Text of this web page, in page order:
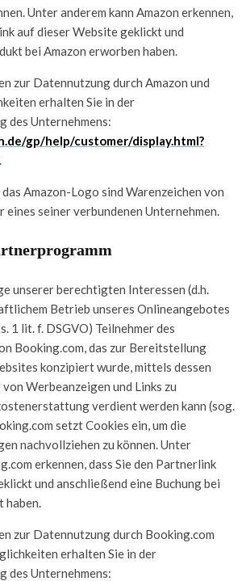
Unter anderem kann Amazon erkennen,
auf dieser Website geklickt und
bei Amazon erworben haben.
zur Datennutzung durch Amazon und
erhalten Sie in der
des Unternehmens:
gp/help/customer/display.html?
.
Amazon-Logo sind Warenzeichen von
eines seiner verbundenen Unternehmen.
unserer berechtigten Interessen (d.h.
Betrieb unseres Onlineangebotes
1 lit. f. DSGVO) Teilnehmer des
Booking.com, das zur Bereitstellung
konzipiert wurde, mittels dessen
Werbeanzeigen und Links zu
verdient werden kann (sog.
setzt Cookies ein, um die
nachvollziehen zu können. Unter
erkennen, dass Sie den Partnerlink
und anschließend eine Buchung bei
haben.
zur Datennutzung durch Booking.com
erhalten Sie in der
des Unternehmens: